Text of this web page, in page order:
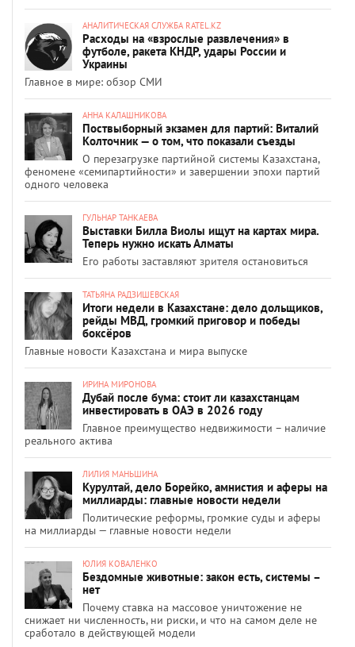
АНАЛИТИЧЕСКАЯ СЛУЖБА RATEL.KZ
Расходы на «взрослые развлечения» в
футболе, ракета КНДР, удары России и
Украины
Главное в мире: обзор СМИ
АННА КАЛАШНИКОВА
Поствыборный экзамен для партий: Виталий
Колточник — о том, что показали съезды
О перезагрузке партийной системы Казахстана,
феномене «семипартийности» и завершении эпохи партий
одного человека
ГУЛЬНАР ТАНКАЕВА
Выставки Билла Виолы ищут на картах мира.
Теперь нужно искать Алматы
Его работы заставляют зрителя остановиться
ТАТЬЯНА РАДЗИШЕВСКАЯ
Итоги недели в Казахстане: дело дольщиков,
рейды МВД, громкий приговор и победы
боксёров
Главные новости Казахстана и мира выпуске
ИРИНА МИРОНОВА
Дубай после бума: стоит ли казахстанцам
инвестировать в ОАЭ в 2026 году
Главное преимущество недвижимости – наличие
реального актива
ЛИЛИЯ МАНЬШИНА
Курултай, дело Борейко, амнистия и аферы на
миллиарды: главные новости недели
Политические реформы, громкие суды и аферы
на миллиарды — главные новости недели
ЮЛИЯ КОВАЛЕНКО
Бездомные животные: закон есть, системы –
нет
Почему ставка на массовое уничтожение не
снижает ни численность, ни риски, и что на самом деле не
сработало в действующей модели